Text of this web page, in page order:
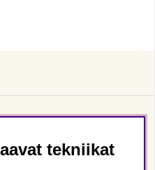
tekniikat